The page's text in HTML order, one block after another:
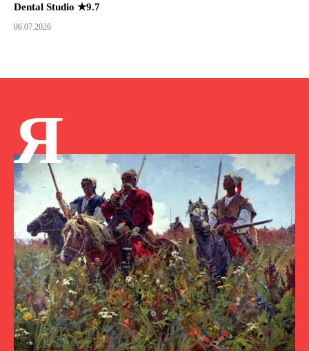
Dental Studio ★9.7
06.07.2026
Я